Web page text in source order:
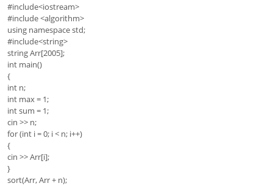
#include<iostream>
#include <algorithm>
using namespace std;
#include<string>
string Arr[2005];
int main()
{
int n;
int max = 1;
int sum = 1;
cin >> n;
for (int i = 0; i < n; i++)
{
cin >> Arr[i];
}
sort(Arr, Arr + n);